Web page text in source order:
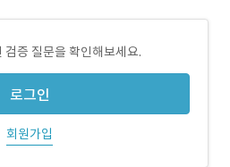
검증 질문을 확인해보세요.
로그인
회원가입